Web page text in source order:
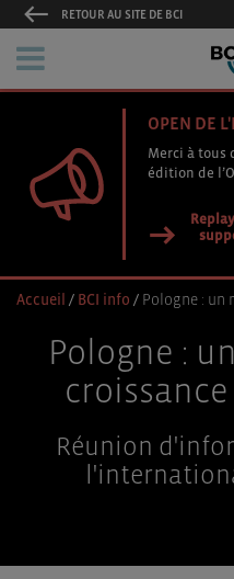
RETOUR AU SITE DE BCI
OPEN DE
Merci à tous
édition de
Accueil / BCI info / Pologne : un
Pologne :
Réunion